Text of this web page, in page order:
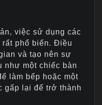
việc sử dụng các
phổ biến. Điều
và tạo nên sự
như một chiếc bàn
làm bếp hoặc một
gấp lại để trở thành